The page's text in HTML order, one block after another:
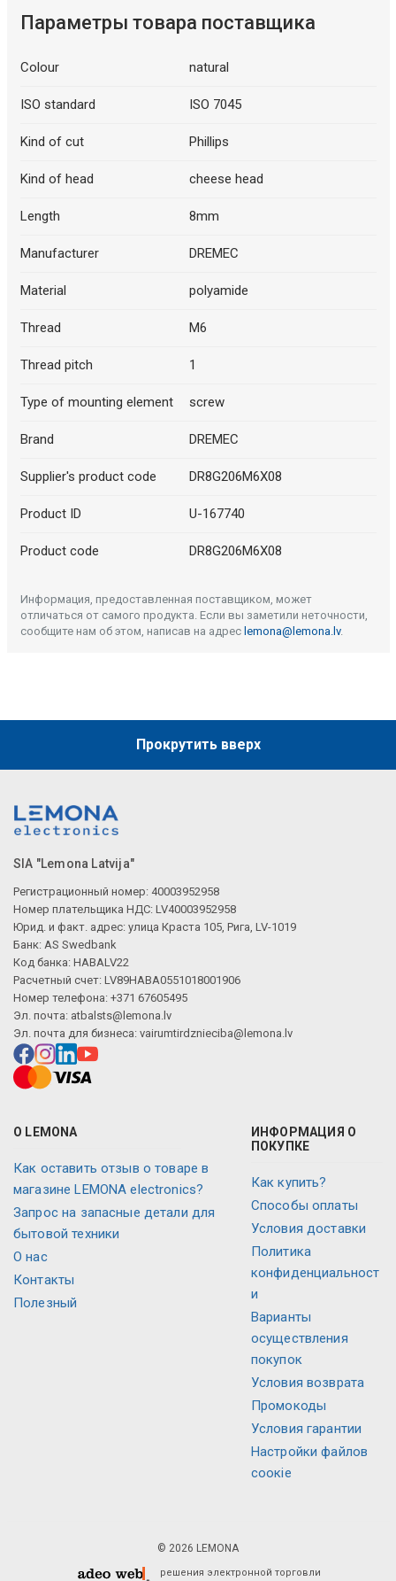
Параметры товара поставщика
Colour natural
ISO standard ISO 7045
Kind of cut Phillips
Kind of head cheese head
Length 8mm
Manufacturer DREMEC
Material polyamide
Thread M6
Thread pitch 1
Type of mounting element screw
Brand DREMEC
Supplier's product code DR8G206M6X08
Product ID U-167740
Product code DR8G206M6X08
Информация, предоставленная поставщиком, может
отличаться от самого продукта. Если вы заметили неточности,
сообщите нам об этом, написав на адрес lemona@lemona.lv.
Прокрутить вверх
SIA "Lemona Latvija"
Регистрационный номер: 40003952958
Номер плательщика НДС: LV40003952958
Юрид. и факт. адрес: улица Краста 105, Рига, LV-1019
Банк: AS Swedbank
Код банка: HABALV22
Расчетный счет: LV89HABA0551018001906
Номер телефона: +371 67605495
Эл. почта: atbalsts@lemona.lv
Эл. почта для бизнеса: vairumtirdznieciba@lemona.lv
О LEMONA
Как оставить отзыв о товаре в
магазине LEMONA electronics?
Запрос на запасные детали для
бытовой техники
О нас
Контакты
Полезный
ИНФОРМАЦИЯ О
ПОКУПКЕ
Как купить?
Способы оплаты
Условия доставки
Политика
конфиденциальност
и
Варианты
осуществления
покупок
Условия возврата
Промокоды
Условия гарантии
Настройки файлов
соокіе
© 2026 LEMONA
решения электронной торговли